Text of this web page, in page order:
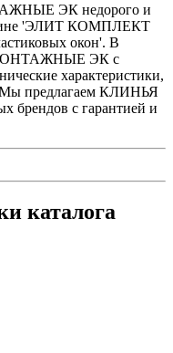
ЭК недорого и
'ЭЛИТ КОМПЛЕКТ
окон'. В
МОНТАЖНЫЕ ЭК с
характеристики,
Мы предлагаем КЛИНЬЯ
с гарантией и
каталога